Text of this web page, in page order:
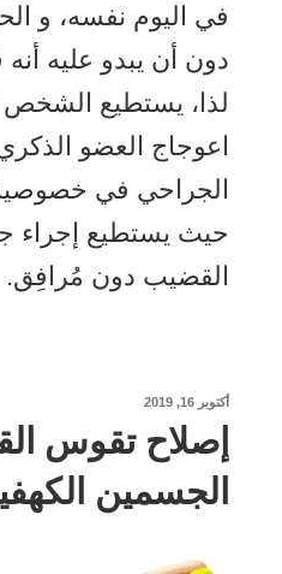
في اليوم نفسه، و
دون أن يبدو عليه
لذا، يستطيع الشخص
اعوجاج العضو
الجراحي في
حيث يستطيع إجراء
القضيب دون مُرافِق.
نُشر
في
أكتوبر 16, 2019
إصلاح تقوس
الجسمين